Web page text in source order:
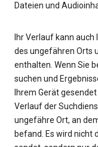
Dateien und
Ihr Verlauf kann
des ungefähren Orts
enthalten. Wenn Sie
suchen und
Ihrem Gerät
Verlauf der
ungefähre Ort, an
befand. Es wird nicht